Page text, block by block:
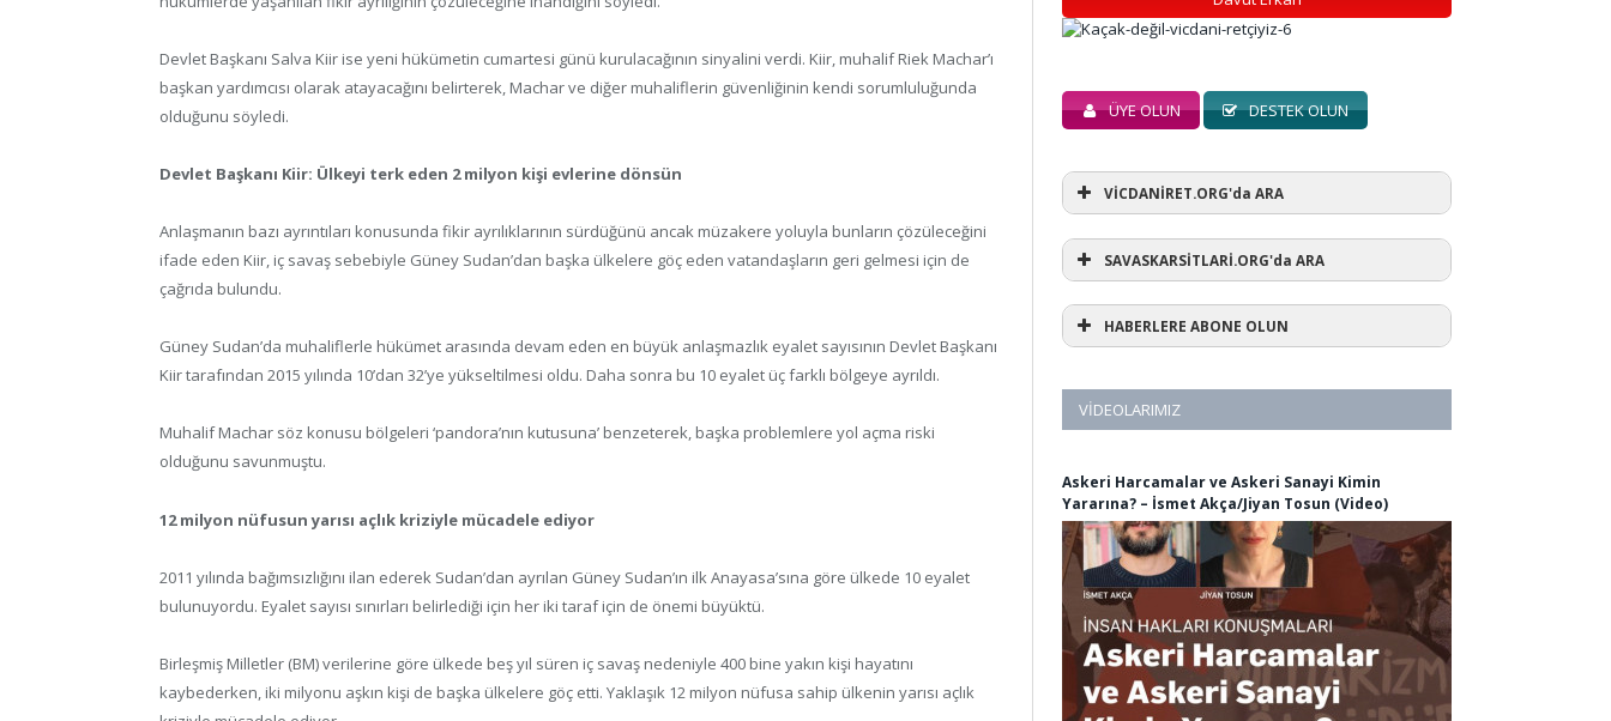
Devlet Başkanı Salva Kiir ise yeni hükümetin cumartesi günü kurulacağının sinyalini verdi. Kiir, muhalif Riek Machar’ı
başkan yardımcısı olarak atayacağını belirterek, Machar ve diğer muhaliflerin güvenliğinin kendi sorumluluğunda
olduğunu söyledi.
Devlet Başkanı Kiir: Ülkeyi terk eden 2 milyon kişi evlerine dönsün
Anlaşmanın bazı ayrıntıları konusunda fikir ayrılıklarının sürdüğünü ancak müzakere yoluyla bunların çözüleceğini
ifade eden Kiir, iç savaş sebebiyle Güney Sudan’dan başka ülkelere göç eden vatandaşların geri gelmesi için de
çağrıda bulundu.
Güney Sudan’da muhaliflerle hükümet arasında devam eden en büyük anlaşmazlık eyalet sayısının Devlet Başkanı
Kiir tarafından 2015 yılında 10’dan 32’ye yükseltilmesi oldu. Daha sonra bu 10 eyalet üç farklı bölgeye ayrıldı.
Muhalif Machar söz konusu bölgeleri ‘pandora’nın kutusuna’ benzeterek, başka problemlere yol açma riski
olduğunu savunmuştu.
12 milyon nüfusun yarısı açlık kriziyle mücadele ediyor
2011 yılında bağımsızlığını ilan ederek Sudan’dan ayrılan Güney Sudan’ın ilk Anayasa’sına göre ülkede 10 eyalet
bulunuyordu. Eyalet sayısı sınırları belirlediği için her iki taraf için de önemi büyüktü.
Birleşmiş Milletler (BM) verilerine göre ülkede beş yıl süren iç savaş nedeniyle 400 bine yakın kişi hayatını
kaybederken, iki milyonu aşkın kişi de başka ülkelere göç etti. Yaklaşık 12 milyon nüfusa sahip ülkenin yarısı açlık
ÜYE OLUN DESTEK OLUN
VİCDANİRET.ORG'da ARA
SAVASKARSİTLARİ.ORG'da ARA
HABERLERE ABONE OLUN
VIDEOLARIMIZ
Askeri Harcamalar ve Askeri Sanayi Kimin
Yararına? – İsmet Akça/Jiyan Tosun (Video)